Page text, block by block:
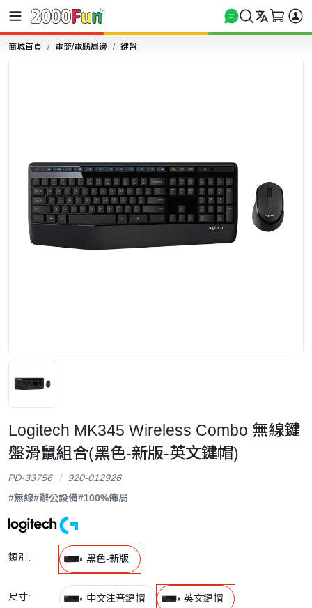
商城首頁 電競/電腦周邊 鍵盤
Logitech MK345 Wireless Combo 無線鍵
盤滑鼠組合(黑色-新版-英文鍵帽)
PD-33756
920-012926
#無線#辦公設備#100%佈局
類別: 黑色-新版
尺寸: 中文注音鍵帽 英文鍵帽